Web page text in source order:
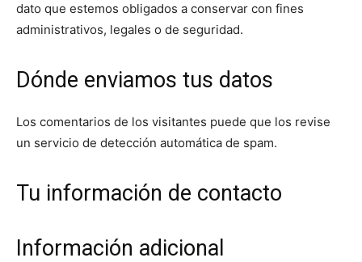
dato que estemos obligados a conservar con fines
administrativos, legales o de seguridad.
Dónde enviamos tus datos
Los comentarios de los visitantes puede que los revise
un servicio de detección automática de spam.
Tu información de contacto
Información adicional